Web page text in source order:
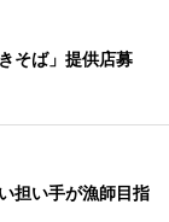
そば」提供店募
担い手が漁師目指